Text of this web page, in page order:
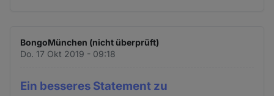
BongoMünchen (nicht überprüft)
Do. 17 Okt 2019 - 09:18
Ein besseres Statement zu